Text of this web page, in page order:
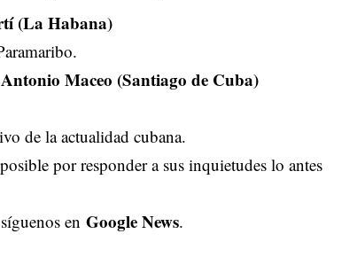
(La Habana)
Maceo (Santiago de Cuba)
de la actualidad cubana.
por responder a sus inquietudes lo antes
en Google News.